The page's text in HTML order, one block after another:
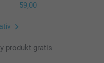
59,00
produkt gratis